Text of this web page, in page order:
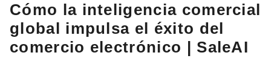
Cómo la inteligencia comercial
global impulsa el éxito del
comercio electrónico | SaleAI